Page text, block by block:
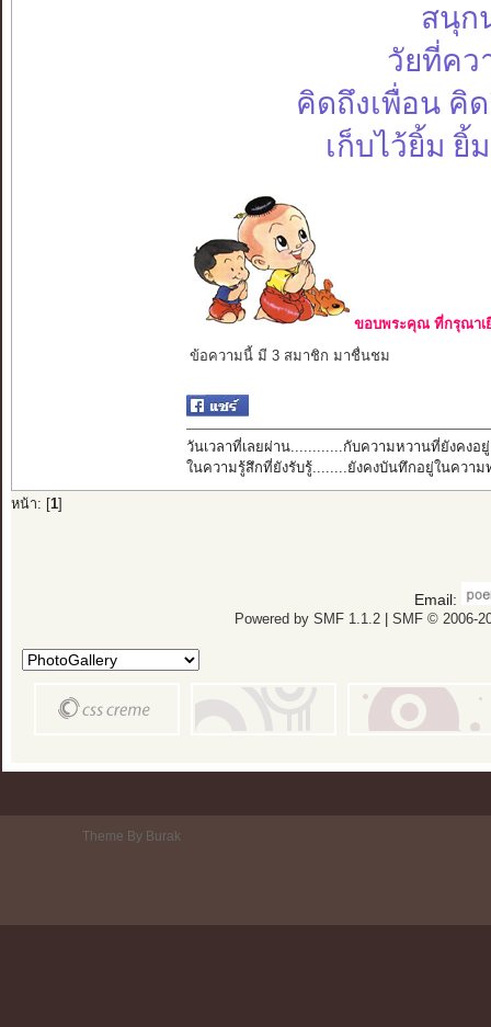
สนุก
วัยที่คว
คิดถึงเพื่อน คิ
เก็บไว้ยิ้ม ยิ้
ขอบพระคุณ ที่กรุณาเ
ข้อความนี้ มี 3 สมาชิก มาชื่นชม
วันเวลาที่เลยผ่าน............กับความหวานที่ยังคงอยู่
ในความรู้สึกที่ยังรับรู้........ยังคงบันทึกอยู่ในความ
หน้า: [ 1]
Email:
Powered by SMF 1.1.2| SMF © 2006-
Theme By Burak